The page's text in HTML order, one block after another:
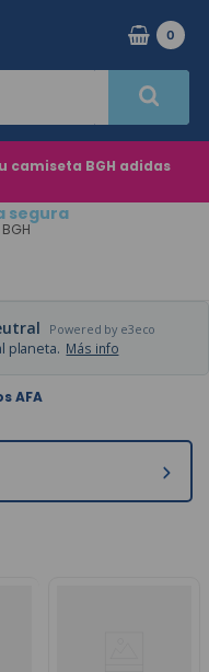
0
camiseta BGH adidas
segura
Powered by e3eco
planeta. Más info
AFA